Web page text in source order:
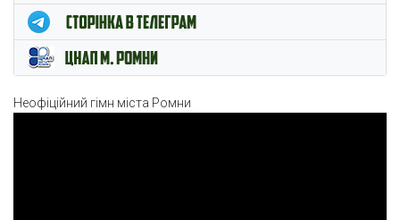
Неофіційний гімн міста Ромни